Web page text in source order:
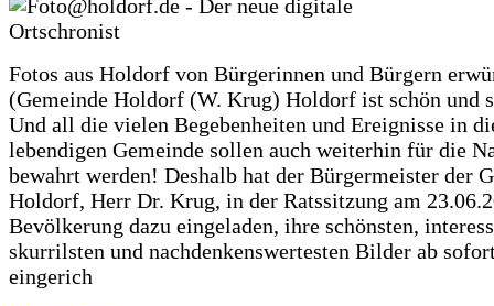
Fotos aus Holdorf von Bürgerinnen und Bürgern
(Gemeinde Holdorf (W. Krug) Holdorf ist schön und
Und all die vielen Begebenheiten und Ereignisse in
lebendigen Gemeinde sollen auch weiterhin für die
bewahrt werden! Deshalb hat der Bürgermeister der
Holdorf, Herr Dr. Krug, in der Ratssitzung am
Bevölkerung dazu eingeladen, ihre schönsten,
skurrilsten und nachdenkenswertesten Bilder ab
eingerich